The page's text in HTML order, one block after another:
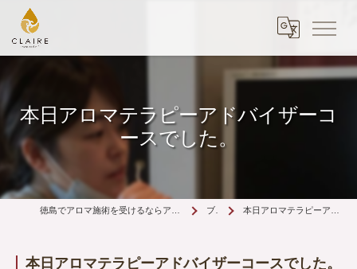
本日アロマテラピーアドバイザーコ
ースでした。
ブログ 本日アロマテラピーアドバイザーコースでした。
本日アロマテラピーアドバイザーコースでした。